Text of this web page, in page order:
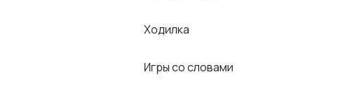
Ходилка
Игры со словами